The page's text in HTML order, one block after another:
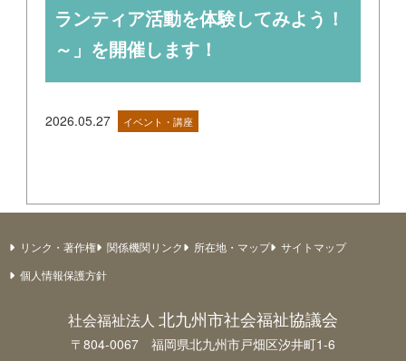
ランティア活動を体験してみよう！
～」を開催します！
2026.05.27 イベント・講座
リンク・著作権 関係機関リンク 所在地・マップ
サイトマップ
個人情報保護方針
社会福祉法人 北九州市社会福祉協議会
〒804-0067 福岡県北九州市戸畑区汐井町1-6